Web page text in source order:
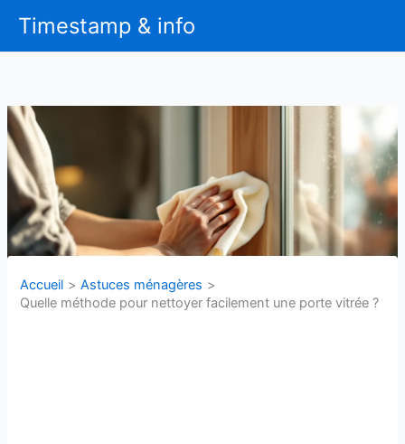
contenu
Timestamp & info
Accueil
Astuces ménagères
Quelle méthode pour nettoyer facilement une porte vitrée ?